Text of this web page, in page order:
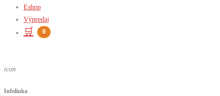
Eshop
Výpredaj
🛒 0
icon
Infolinka